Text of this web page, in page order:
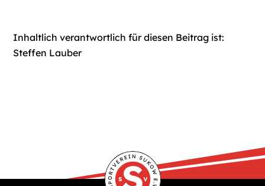
Inhaltlich verantwortlich für diesen Beitrag ist:
Steffen Lauber